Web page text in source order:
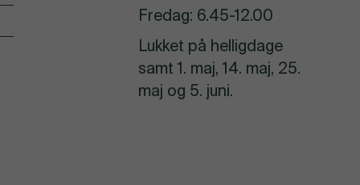
Fredag: 6.45-12.00
Lukket på helligdage
samt 1. maj, 14. maj, 25.
maj og 5. juni.